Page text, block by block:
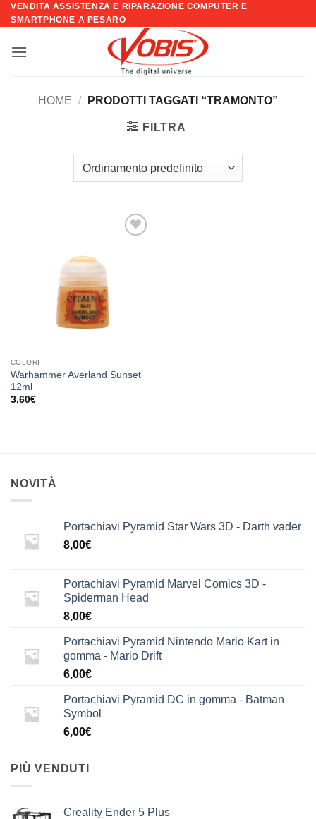
Salta
ai
VENDITA ASSISTENZA E RIPARAZIONE COMPUTER E
SMARTPHONE A PESARO
HOME / PRODOTTI TAGGATI “TRAMONTO”
FILTRA
COLORI
Warhammer Averland Sunset
12ml
3,60€
NOVITÀ
Portachiavi Pyramid Star Wars 3D - Darth vader
8,00€
Portachiavi Pyramid Marvel Comics 3D -
Spiderman Head
8,00€
Portachiavi Pyramid Nintendo Mario Kart in
gomma - Mario Drift
6,00€
Portachiavi Pyramid DC in gomma - Batman
Symbol
6,00€
PIÙ VENDUTI
Creality Ender 5 Plus